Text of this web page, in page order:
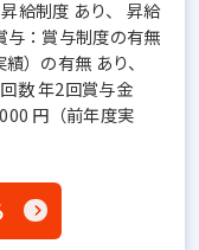
給制度 あり、 昇給
与：賞与制度の有無
）の有無 あり、
数 年2回賞与金
円（前年度実